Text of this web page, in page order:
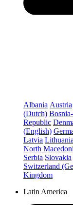
Albania Austria
(Dutch)
Republic
(English)
Latvia Lithuania
North
Serbia Slovakia
Switzerland
Kingdom
Latin America